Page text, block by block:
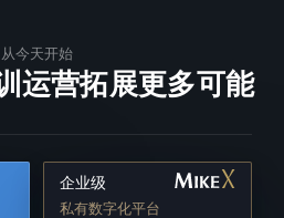
从今天开始
运营拓展更多可能
企业级
私有数字化平台